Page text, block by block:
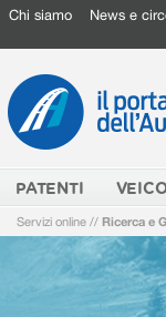
Chi siamo News e
PATENTI
Servizi online // Ricerca e